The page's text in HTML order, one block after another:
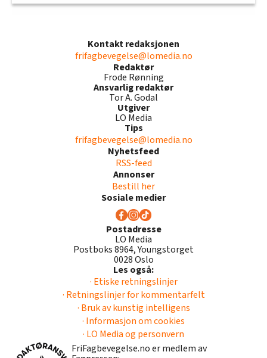
Kontakt redaksjonen
frifagbevegelse@lomedia.no
Redaktør
Frode Rønning
Ansvarlig redaktør
Tor A. Godal
Utgiver
LO Media
Tips
frifagbevegelse@lomedia.no
Nyhetsfeed
RSS-feed
Annonser
Bestill her
Sosiale medier
Postadresse
LO Media
Postboks 8964, Youngstorget
0028 Oslo
Les også:
· Etiske retningslinjer
· Retningslinjer for kommentarfelt
· Bruk av kunstig intelligens
· Informasjon om cookies
· LO Media og personvern
FriFagbevegelse.no er medlem av